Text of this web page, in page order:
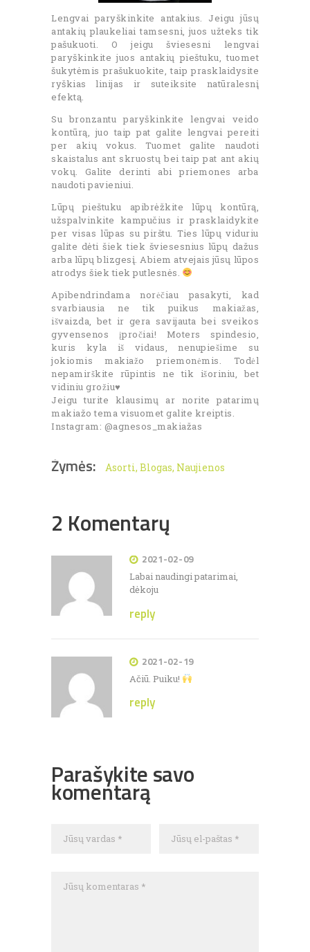
Lengvai paryškinkite antakius. Jeigu jūsų
antakių plaukeliai tamsesni, juos užteks tik
pašukuoti. O jeigu šviesesni lengvai
paryškinkite juos antakių pieštuku, tuomet
šukytėmis prašukuokite, taip prasklaidysite
ryškias linijas ir suteiksite natūralesnį
efektą.
Su bronzantu paryškinkite lengvai veido
kontūrą, juo taip pat galite lengvai pereiti
per akių vokus. Tuomet galite naudoti
skaistalus ant skruostų bei taip pat ant akių
vokų. Galite derinti abi priemones arba
naudoti pavieniui.
Lūpų pieštuku apibrėžkite lūpų kontūrą,
užspalvinkite kampučius ir prasklaidykite
per visas lūpas su pirštu. Ties lūpų viduriu
galite dėti šiek tiek šviesesnius lūpų dažus
arba lūpų blizgesį. Abiem atvejais jūsų lūpos
atrodys šiek tiek putlesnės.
Apibendrindama norėčiau pasakyti, kad
svarbiausia ne tik puikus makiažas,
išvaizda, bet ir gera savijauta bei sveikos
gyvensenos įpročiai! Moters spindesio,
kuris kyla iš vidaus, nenupiešime su
jokiomis makiažo priemonėmis. Todėl
nepamirškite rūpintis ne tik išoriniu, bet
vidiniu grožiu♥️
Jeigu turite klausimų ar norite patarimų
makiažo tema visuomet galite kreiptis.
Instagram: @agnesos_makiažas
Žymės: Asorti, Blogas, Naujienos
2 Komentarų
2021-02-09
Labai naudingi patarimai,
dėkoju
reply
2021-02-19
Ačiū. Puiku!
reply
Parašykite savo
komentarą